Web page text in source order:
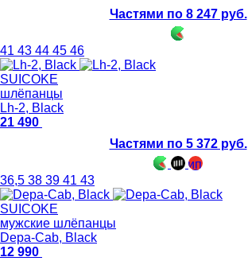
Частями по 8 247 руб.
41 43 44 45 46
SUICOKE
шлёпанцы
Lh-2, Black
21 490
Частями по 5 372 руб.
36,5 38 39 41 43
SUICOKE
мужские шлёпанцы
Depa-Cab, Black
12 990